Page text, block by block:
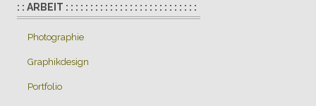
: : ARBEIT : : : : : : : : : : : : : : : : : : : : : : : : : : :
Photographie
Graphikdesign
Portfolio